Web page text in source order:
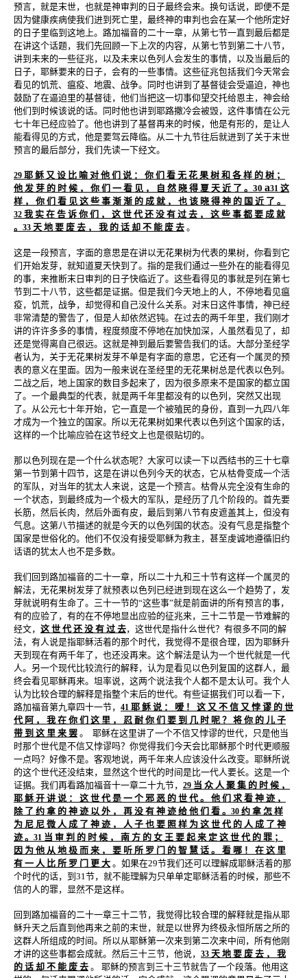
预言，就是末世，也就是神审判的日子最终会来。换句话说，即便不是
因为健康疾病使我们进到死亡里，最终神的审判也会在某一个他所定好
的日子里临到这地上。路加福音的二十一章，从第七节一直到最后都是
在讲这个话题，我们先回顾一下上次的内容，从第七节到第二十八节，
讲到未来的一些征兆，以及未来以色列人会发生的事情，以及当最后的
日子，耶稣要来的日子，会有的一些事情。这些征兆包括我们今天常会
看见的饥荒、瘟疫、地震、战争。同时也讲到了基督徒会受逼迫，神也
鼓励了在逼迫里的基督徒，他们当把这一切事仰望交托给恩主，神会给
他们到时候该说的话。同时他也讲到耶路撒冷会被毁，这件事情在公元
七十年已经应验了。他也讲到了基督再来的时候，他是有形的，是让人
能看得见的方式，他是要驾云降临。从二十九节往后就进到了关于末世
预言的最后部分，我们先读一下经文。
29 耶 稣 又 设 比 喻 对 他 们 说 ： 你 们 看 无 花 果 树 和 各 样 的 树 ；
他 发 芽 的 时 候 ， 你 们 一 看 见 ， 自 然 晓 得 夏 天 近 了 。30 a31 这
样 ， 你 们 看 见 这 些 事 渐 渐 的 成 就 ， 也 该 晓 得 神 的 国 近 了 。
32 我 实 在 告 诉 你 们 ， 这 世 代 还 没 有 过 去 ， 这 些 事 都 要 成 就
。 33 天 地 要 废 去 ， 我 的 话 却 不 能 废 去 。
这是一段预言，字面的意思是在讲以无花果树为代表的果树，你看到它
们开始发芽，就知道夏天快到了。指的是我们通过一些外在的能看得见
的事，来推断末日审判的日子快临近了。这些看得见的事就是列在第七
节到二十八节，这些都是证据。但是我们今天地上的人，不停地看见瘟
疫，饥荒，战争，却觉得和自己没什么关系。对末日这件事情，神已经
非常清楚的警告了，但是人却依然迟钝。在过去的两千年里，我们刚才
讲的许许多多的事情，程度频度不停地在加快加深，人虽然看见了，却
还是觉得离自己很远。这就是神到最后要警告我们的话。大部分圣经学
者认为，关于无花果树发芽不单是有字面的意思，它还有一个属灵的预
表的意义在里面。因为一般来说在圣经里的无花果树总是代表以色列。
二战之后，地上国家的数目多起来了，因为很多原来不是国家的都立国
了。一个最典型的代表，就是两千年里都没有的以色列，突然又出现
了。从公元七十年开始，它一直是一个被殖民的身份，直到一九四八年
才成为一个独立的国家。所以无花果树如果代表以色列这个国家的话，
这样的一个比喻应验在这节经文上也是很贴切的。
那以色列现在是一个什么状态呢？大家可以读一下以西结书的三十七章
第一节到第十四节，这是在讲以色列今天的状态，它从枯骨变成一个活
的军队，对当年的犹太人来说，这是一个预言。枯骨从完全没有生命的
一个状态，到最终成为一个极大的军队，是经历了几个阶段的。首先要
长筋，然后长肉，然后外面有皮，最后到第八节有皮遮盖其上，但没有
气息。这第八节描述的就是今天的以色列国的状态。没有气息是指整个
国家是世俗化的。他们不仅没有接受耶稣为救主，甚至虔诚地遵循旧约
话语的犹太人也不是多数。
我们回到路加福音的二十一章，所以二十九和三十节有这样一个属灵的
解法，无花果树发芽了就预表以色列已经进到现在这么一个趋势了，发
芽就说明有生命了。三十一节的“这些事”就是前面讲的所有预言的事，
有的应验了，有的在不停地显出应验的征兆来，三十二节是一节难解的
经文， 这 世 代 还 没 有 过 去，这世代是指什么世代？有很多不同的解
法，有人说是指耶稣活着的那个时代，我觉得不是很合理，因为耶稣升
天到现在有两千年了，也还没再来。这个解法是认为一个世代就是一代
人。另一个现代比较流行的解释，认为是看见以色列复国的这群人，最
终会看见耶稣再来。坦率说，这两个说法我个人都不是太认可。我个人
认为比较合理的解释是指整个末后的世代。有些证据我们可以看一下，
路加福音第九章四十一节， 41 耶 稣 说 ： 嗳 ！ 这 又 不 信 又 悖 谬 的 世
代 阿 ， 我 在 你 们 这 里 ， 忍 耐 你 们 要 到 几 时 呢 ？ 将 你 的 儿 子
带 到 这 里 来 罢 。
耶稣在这里讲了一个不信又悖谬的世代，只是他当
时那个世代是不信又悖谬吗？你觉得我们今天会比耶稣那个时代更顺服
一点吗？好像不是。客观地说，两千年来人应该没什么改变。耶稣所说
的这个世代还没结束，显然这个世代的时间是比一代人要长。这是一个
证据。我们再看路加福音十一章二十九节， 29 当 众 人 聚 集 的 时 候 ，
耶 稣 开 讲 说 ： 这 世 代 是 一 个 邪 恶 的 世 代 。 他 们 求 看 神 迹 ，
除 了 约 拿 的 神 迹 以 外 ， 再 没 有 神 迹 给 他 们 看 。 30 约 拿 怎 样
为 尼 尼 微 人 成 了 神 迹 ， 人 子 也 要 照 样 为 这 世 代 的 人 成 了 神
迹 。 31 当 审 判 的 时 候 ， 南 方 的 女 王 要 起 来 定 这 世 代 的 罪 ；
因 为 他 从 地 极 而 来 ， 要 听 所 罗 门 的 智 慧 话 。 看 哪 ！ 在 这 里
有 一 人 比 所 罗 门 更 大 。如果在29节我们还可以理解成耶稣活着的那
个时代的话，到31节，就不能理解为只单单定耶稣活着的时候，那些不
信的人的罪，显然不是这样。
回到路加福音的二十一章三十二节，我觉得比较合理的解释就是指从耶
稣升天之后直到他再来之前的末世，就是以世界为终极永恒所居之所的
这群人所组成的时间。所以从耶稣第一次来到第二次来中间，所有他刚
才讲的这些事都会成就。然后三十三节，他说， 33 天 地 要 废 去 ， 我
的 话 却 不 能 废 去 。 耶稣的预言到三十三节就告了一个段落。他用这